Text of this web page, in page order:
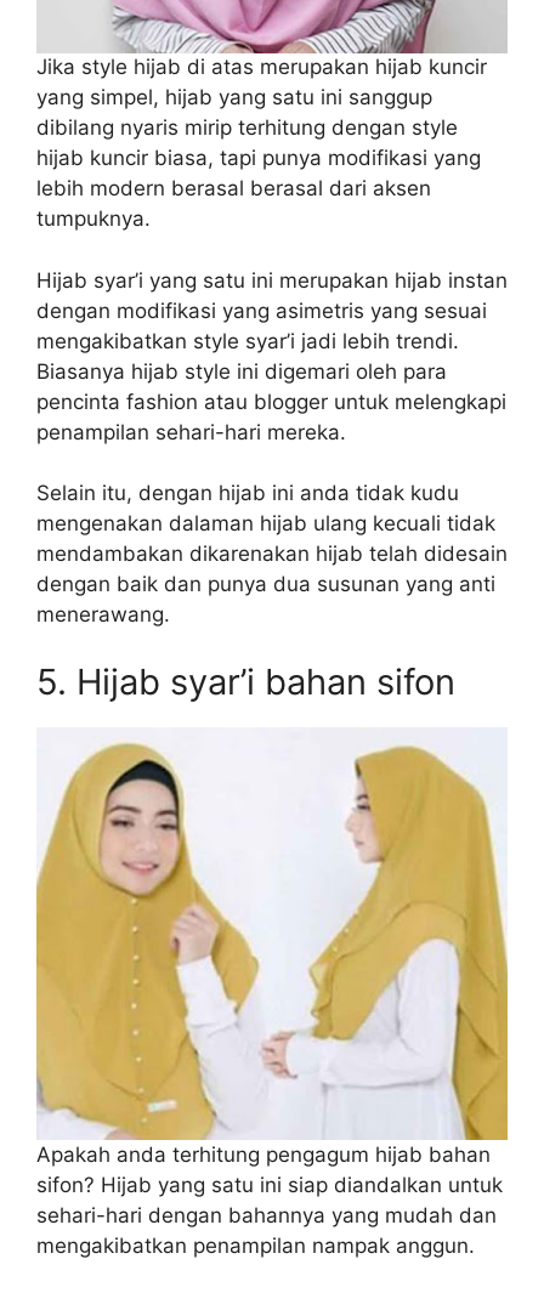
Jika style hijab di atas merupakan hijab kuncir
yang simpel, hijab yang satu ini sanggup
dibilang nyaris mirip terhitung dengan style
hijab kuncir biasa, tapi punya modifikasi yang
lebih modern berasal berasal dari aksen
tumpuknya.
Hijab syar’i yang satu ini merupakan hijab instan
dengan modifikasi yang asimetris yang sesuai
mengakibatkan style syar’i jadi lebih trendi.
Biasanya hijab style ini digemari oleh para
pencinta fashion atau blogger untuk melengkapi
penampilan sehari-hari mereka.
Selain itu, dengan hijab ini anda tidak kudu
mengenakan dalaman hijab ulang kecuali tidak
mendambakan dikarenakan hijab telah didesain
dengan baik dan punya dua susunan yang anti
menerawang.
5. Hijab syar’i bahan sifon
Apakah anda terhitung pengagum hijab bahan
sifon? Hijab yang satu ini siap diandalkan untuk
sehari-hari dengan bahannya yang mudah dan
mengakibatkan penampilan nampak anggun.